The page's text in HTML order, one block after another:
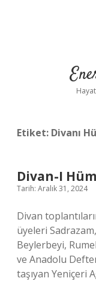
Etiket: Divanı
Divan-I
Tarih: Aralık 31, 2024
Divan
üyeleri
Beylerbeyi,
ve Anadolu
taşıyan Yeniçeri